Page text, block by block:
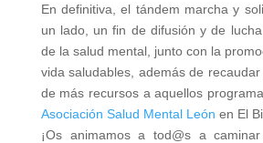
En definitiva, el tándem marcha y
un lado, un fin de difusión y de
de la salud mental, junto con la
vida saludables, además de
de más recursos a aquellos
Asociación Salud Mental León en El
¡Os animamos a tod@s a